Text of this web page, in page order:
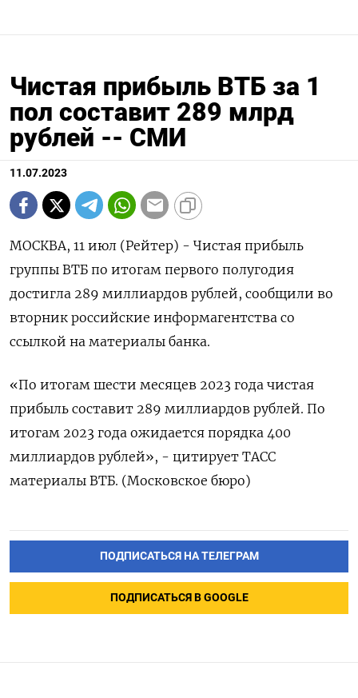
Чистая прибыль ВТБ за 1
пол составит 289 млрд
рублей -- СМИ
11.07.2023
МОСКВА, 11 июл (Рейтер) - Чистая прибыль
группы ВТБ по итогам первого полугодия
достигла 289 миллиардов рублей, сообщили во
вторник российские информагентства со
ссылкой на материалы банка.
«По итогам шести месяцев 2023 года чистая
прибыль составит 289 миллиардов рублей. По
итогам 2023 года ожидается порядка 400
миллиардов рублей», - цитирует ТАСС
материалы ВТБ. (Московское бюро)
ПОДПИСАТЬСЯ НА ТЕЛЕГРАМ
ПОДПИСАТЬСЯ В GOOGLE